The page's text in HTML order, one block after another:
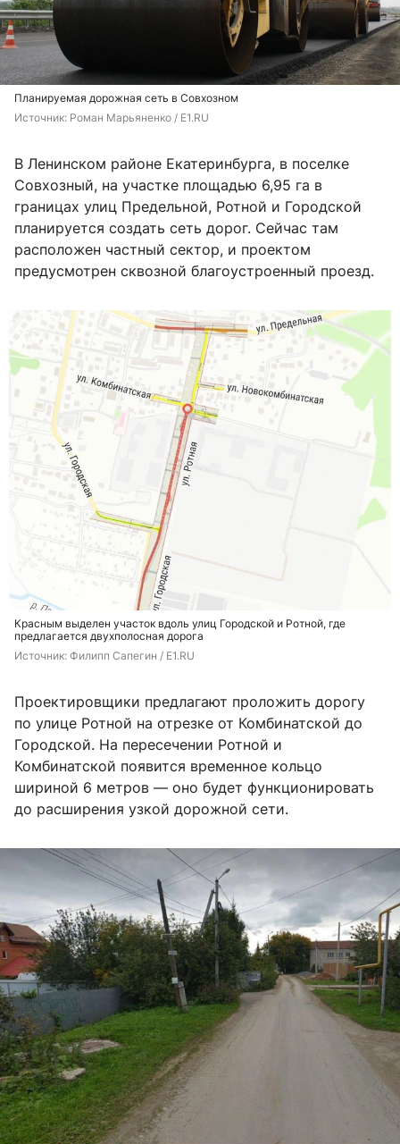
Планируемая дорожная сеть в Совхозном
Источник: Роман Марьяненко / E1.RU
В Ленинском районе Екатеринбурга, в поселке
Совхозный, на участке площадью 6,95 га в
границах улиц Предельной, Ротной и Городской
планируется создать сеть дорог. Сейчас там
расположен частный сектор, и проектом
предусмотрен сквозной благоустроенный проезд.
Красным выделен участок вдоль улиц Городской и Ротной, где
предлагается двухполосная дорога
Источник: Филипп Сапегин / E1.RU
Проектировщики предлагают проложить дорогу
по улице Ротной на отрезке от Комбинатской до
Городской. На пересечении Ротной и
Комбинатской появится временное кольцо
шириной 6 метров — оно будет функционировать
до расширения узкой дорожной сети.